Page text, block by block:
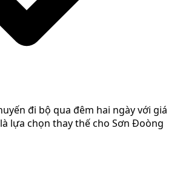
đi bộ qua đêm hai ngày với giá
là lựa chọn thay thế cho Sơn Đoòng